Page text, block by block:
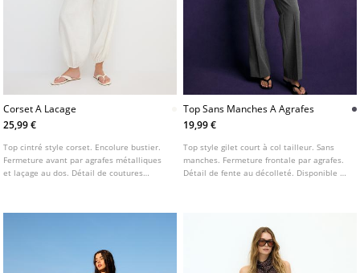
Corset A Lacage
25,99 €
Top cintré style corset. Encolure bustier.
Fermeture avant par agrafes métalliques
et laçage au dos. Détail de coutures
Top Sans Manches A Agrafes
19,99 €
Top style gilet court à col tailleur. Sans
manches. Fermeture frontale par agrafes.
Détail de fente au décolleté. Disponible en